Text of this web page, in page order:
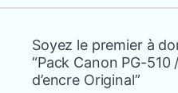
Soyez le premier à
“Pack Canon PG-510
d’encre Original”